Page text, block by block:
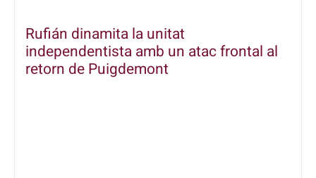
Rufián dinamita la unitat
independentista amb un atac frontal al
retorn de Puigdemont